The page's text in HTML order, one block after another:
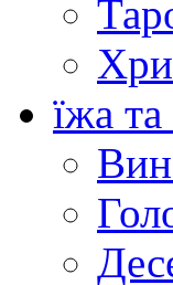
їжа